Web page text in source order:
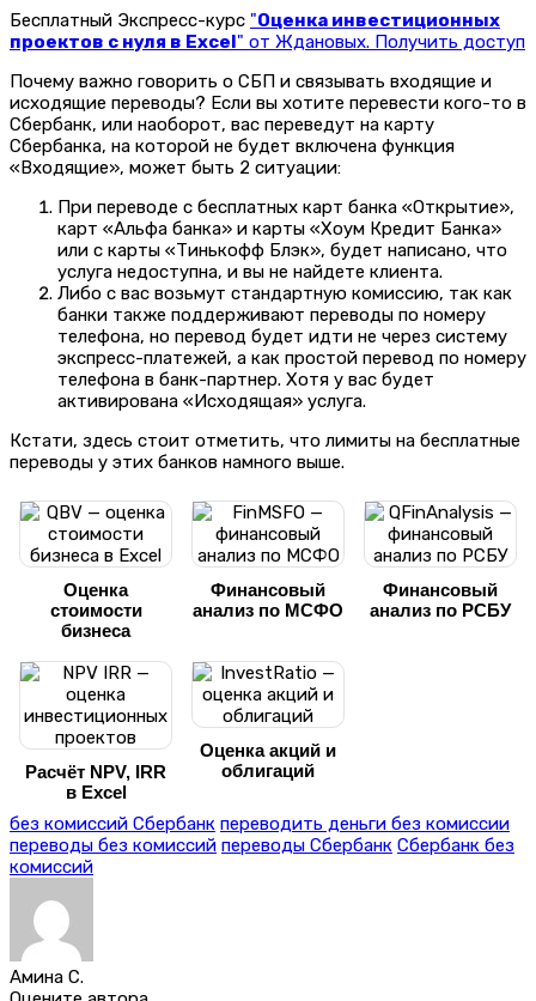
Бесплатный Экспресс-курс "Оценка инвестиционных
проектов с нуля в Excel" от Ждановых. Получить доступ
Почему важно говорить о СБП и связывать входящие и
исходящие переводы? Если вы хотите перевести кого-то в
Сбербанк, или наоборот, вас переведут на карту
Сбербанка, на которой не будет включена функция
«Входящие», может быть 2 ситуации:
При переводе с бесплатных карт банка «Открытие»,
карт «Альфа банка» и карты «Хоум Кредит Банка»
или с карты «Тинькофф Блэк», будет написано, что
услуга недоступна, и вы не найдете клиента.
Либо с вас возьмут стандартную комиссию, так как
банки также поддерживают переводы по номеру
телефона, но перевод будет идти не через систему
экспресс-платежей, а как простой перевод по номеру
телефона в банк-партнер. Хотя у вас будет
активирована «Исходящая» услуга.
Кстати, здесь стоит отметить, что лимиты на бесплатные
переводы у этих банков намного выше.
Оценка
стоимости
бизнеса
Финансовый
анализ по МСФО
Финансовый
анализ по РСБУ
Расчёт NPV, IRR
в Excel
Оценка акций и
облигаций
без комиссий Сбербанк переводить деньги без комиссии
переводы без комиссий переводы Сбербанк Сбербанк без
комиссий
Амина С.